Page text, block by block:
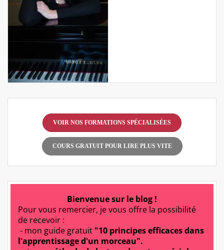
VOIR NOS FORMATIONS SPÉCIALISÉES
COURS GRATUIT POUR LIRE PLUS VITE